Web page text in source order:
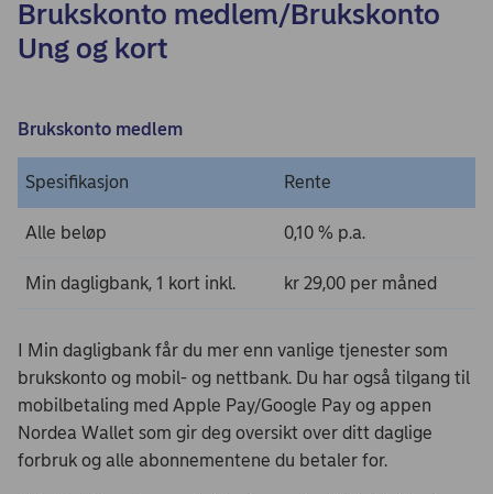
Brukskonto medlem/Brukskonto
Ung og kort
Brukskonto medlem
Spesifikasjon Rente
Alle beløp 0,10 % p.a.
Min dagligbank, 1 kort inkl. kr 29,00 per måned
I Min dagligbank får du mer enn vanlige tjenester som
brukskonto og mobil- og nettbank. Du har også tilgang til
mobilbetaling med Apple Pay/Google Pay og appen
Nordea Wallet som gir deg oversikt over ditt daglige
forbruk og alle abonnementene du betaler for.